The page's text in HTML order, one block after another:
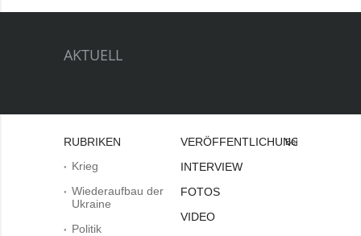
AKTUELL
RUBRIKEN
Krieg
Wiederaufbau der
Ukraine
Politik
VERÖFFENTLICHUNGEN
INTERVIEW
FOTOS
VIDEO
Bei